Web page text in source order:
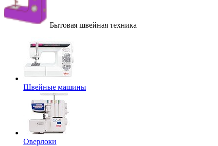
Бытовая швейная техника
Швейные машины
Оверлоки